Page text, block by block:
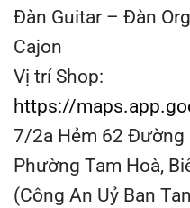
Đàn Guitar – Đàn
Cajon
Vị trí Shop:
https://
7/2a Hẻm 62 Đường
Phường Tam Hoà,
(Công An Uỷ Ban